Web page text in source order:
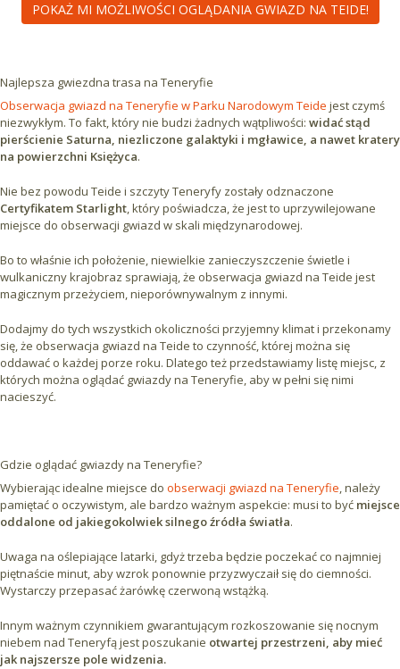
POKAŻ MI MOŻLIWOŚCI OGLĄDANIA GWIAZD NA TEIDE!
Najlepsza gwiezdna trasa na Teneryfie
Obserwacja gwiazd na Teneryfie w Parku Narodowym Teide jest czymś
niezwykłym. To fakt, który nie budzi żadnych wątpliwości: widać stąd
pierścienie Saturna, niezliczone galaktyki i mgławice, a nawet kratery
na powierzchni Księżyca.
Nie bez powodu Teide i szczyty Teneryfy zostały odznaczone
Certyfikatem Starlight, który poświadcza, że jest to uprzywilejowane
miejsce do obserwacji gwiazd w skali międzynarodowej.
Bo to właśnie ich położenie, niewielkie zanieczyszczenie świetle i
wulkaniczny krajobraz sprawiają, że obserwacja gwiazd na Teide jest
magicznym przeżyciem, nieporównywalnym z innymi.
Dodajmy do tych wszystkich okoliczności przyjemny klimat i przekonamy
się, że obserwacja gwiazd na Teide to czynność, której można się
oddawać o każdej porze roku. Dlatego też przedstawiamy listę miejsc, z
których można oglądać gwiazdy na Teneryfie, aby w pełni się nimi
nacieszyć.
Gdzie oglądać gwiazdy na Teneryfie?
Wybierając idealne miejsce do obserwacji gwiazd na Teneryfie, należy
pamiętać o oczywistym, ale bardzo ważnym aspekcie: musi to być miejsce
oddalone od jakiegokolwiek silnego źródła światła.
Uwaga na oślepiające latarki, gdyż trzeba będzie poczekać co najmniej
piętnaście minut, aby wzrok ponownie przyzwyczaił się do ciemności.
Wystarczy przepasać żarówkę czerwoną wstążką.
Innym ważnym czynnikiem gwarantującym rozkoszowanie się nocnym
niebem nad Teneryfą jest poszukanie otwartej przestrzeni, aby mieć
jak najszersze pole widzenia.